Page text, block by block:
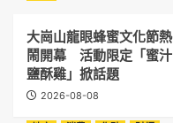
大崗山龍眼蜂蜜文化節熱
鬧開幕 活動限定「蜜汁
鹽酥雞」掀話題
2026-08-08